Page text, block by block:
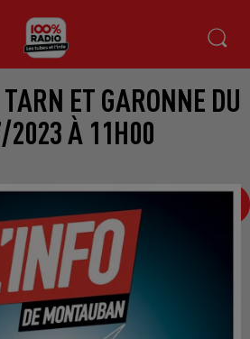
ET GARONNE DU
À 11H00